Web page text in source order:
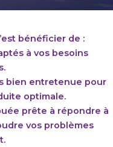
bénéficier de :
à vos besoins
bien entretenue pour
optimale.
prête à répondre à
vos problèmes